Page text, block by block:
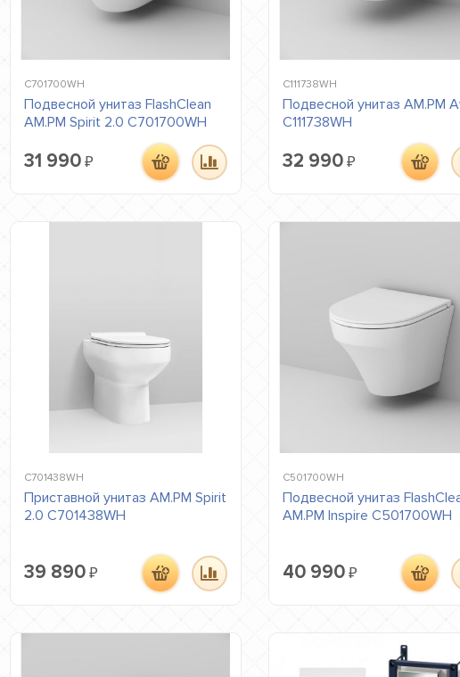
C701700WH
Подвесной унитаз FlashClean
AM.PM Spirit 2.0 C701700WH
31 990₽
C111738WH
Подвесной унитаз AM.PM
C111738WH
32 990 ₽
C701438WH
Приставной унитаз AM.PM Spirit
2.0 C701438WH
39 890₽
C501700WH
Подвесной унитаз
AM.PM Inspire C501700WH
40 990 ₽